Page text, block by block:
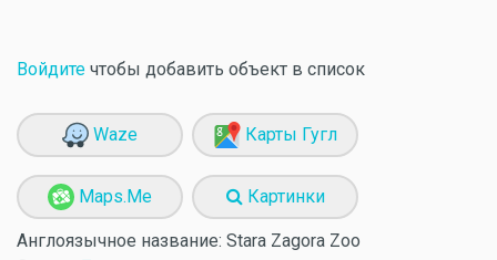
Войдите чтобы добавить объект в список
Waze Карты Гугл
Maps.Me Картинки
Англоязычное название: Stara Zagora Zoo